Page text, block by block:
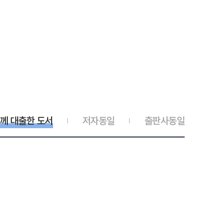
출판사동일
저자동일
대출한 도서